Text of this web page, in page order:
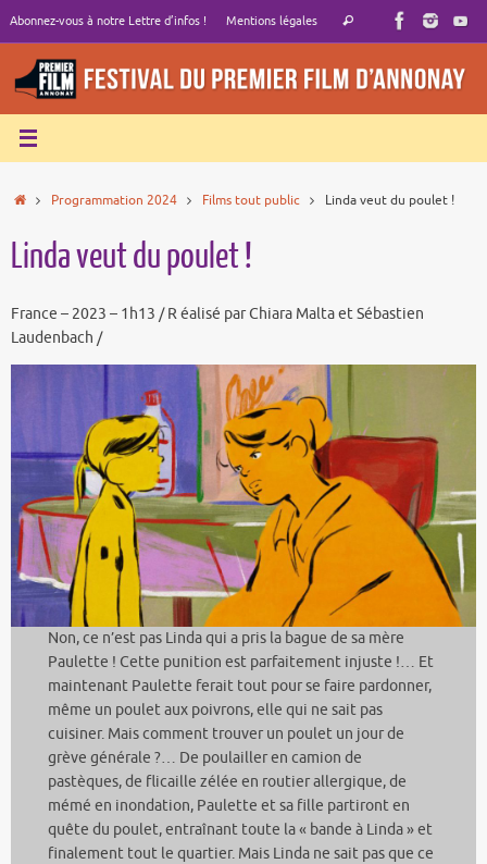
contenu
Abonnez-vous à notre Lettre d’infos ! Mentions légales
Recherche
Rechercher
AccueilProgrammation 2024 Films tout public Linda veut du poulet !
Linda veut du poulet !
France – 2023 – 1h13 / R éalisé par Chiara Malta et Sébastien
Laudenbach /
Non, ce n’est pas Linda qui a pris la bague de sa mère
Paulette ! Cette punition est parfaitement injuste !… Et
maintenant Paulette ferait tout pour se faire pardonner,
même un poulet aux poivrons, elle qui ne sait pas
cuisiner. Mais comment trouver un poulet un jour de
grève générale ?… De poulailler en camion de
pastèques, de flicaille zélée en routier allergique, de
mémé en inondation, Paulette et sa fille partiront en
quête du poulet, entraînant toute la « bande à Linda » et
finalement tout le quartier. Mais Linda ne sait pas que ce